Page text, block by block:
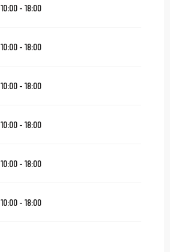
10:00 - 18:00
10:00 - 18:00
10:00 - 18:00
10:00 - 18:00
10:00 - 18:00
10:00 - 18:00